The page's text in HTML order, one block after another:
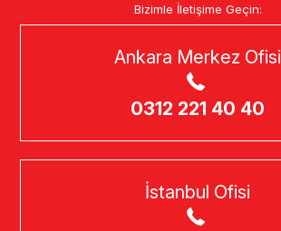
Bizimle İletişime Geçin:
Ankara Merkez Ofisi
0312 221 40 40
İstanbul Ofisi